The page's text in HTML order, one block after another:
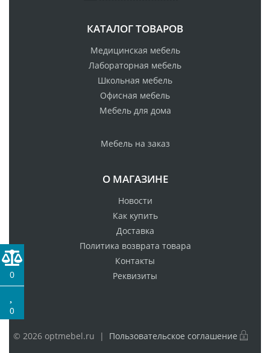
КАТАЛОГ ТОВАРОВ
Медицинская мебель
Лабораторная мебель
Школьная мебель
Офисная мебель
Мебель для дома
Мебель на заказ
О МАГАЗИНЕ
Новости
Как купить
Доставка
Политика возврата товара
Контакты
Реквизиты
© 2026 optmebel.ru | Пользовательское соглашение
0
0